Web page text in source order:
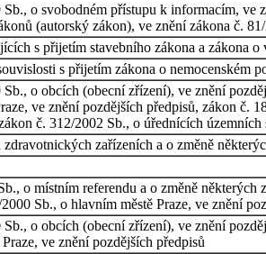
o svobodném přístupu k informacím,
(autorský zákon), ve znění zákona č.
s přijetím stavebního zákona a zákona o
s přijetím zákona o nemocenském
o obcích (obecní zřízení), ve znění
ve znění pozdějších předpisů, zákon
č. 312/2002 Sb., o úřednících
zařízeních a o změně
o místním referendu a o změně
Sb., o hlavním městě Praze, ve znění
o obcích (obecní zřízení), ve znění
ve znění pozdějších předpisů